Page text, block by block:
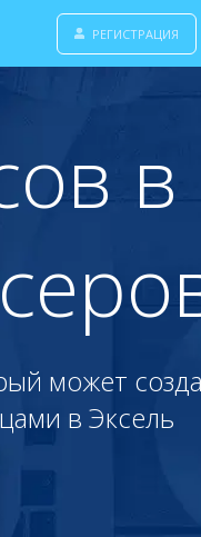
РЕГИСТРАЦИЯ
в
может
в Эксель